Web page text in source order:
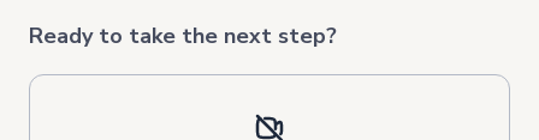
Ready to take the next step?